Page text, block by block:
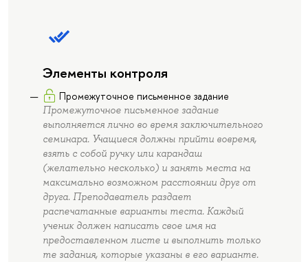
Элементы контроля
Промежуточное письменное задание
Промежуточное письменное задание
выполняется лично во время заключительного
семинара. Учащиеся должны прийти вовремя,
взять с собой ручку или карандаш
(желательно несколько) и занять места на
максимально возможном расстоянии друг от
друга. Преподаватель раздает
распечатанные варианты теста. Каждый
ученик должен написать свое имя на
предоставленном листе и выполнить только
те задания, которые указаны в его варианте.